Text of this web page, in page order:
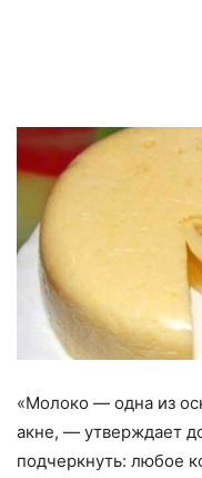
«Молоко — одна из
акне, — утверждает
подчеркнуть: любое